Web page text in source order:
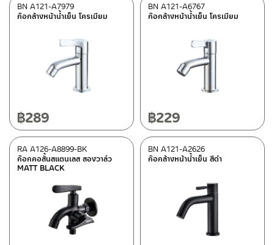
ก๊อกล้างหน้าน้ำเย็น โครเมียม
BN A121-A7979
฿289
ก๊อกล้างหน้าน้ำเย็น โครเมียม
BN A121-A6767
฿229
ก๊อกคอสั้นสแตนเลส สองวาล์ว
MATT BLACK
RA A126-A8899-BK
ก๊อกล้างหน้าน้ำเย็น สีดำ
BN A121-A2626